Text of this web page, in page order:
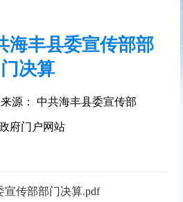
海丰县委宣传部部
门决算
来源： 中共海丰县委宣传部
府门户网站
宣传部部门决算.pdf